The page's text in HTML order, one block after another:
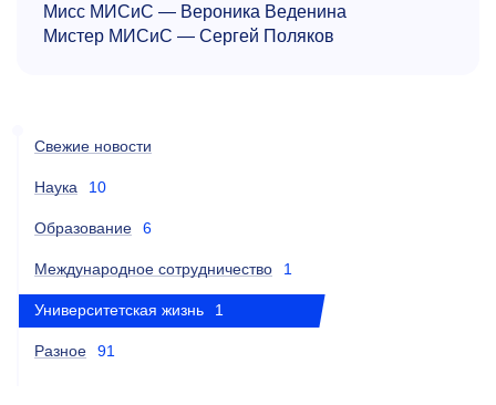
Мисс МИСиС — Вероника Веденина
Мистер МИСиС — Сергей Поляков
Свежие новости
Наука 10
Образование 6
Международное сотрудничество 1
Университетская жизнь 1
Разное 91